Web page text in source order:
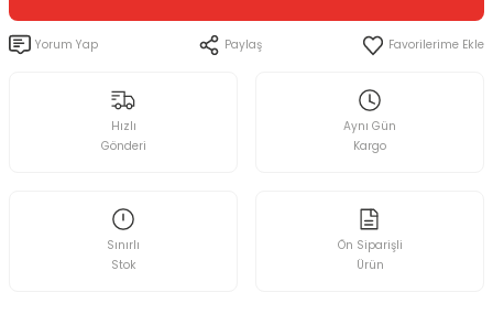
Yorum Yap Paylaş
Hızlı
Gönderi
Aynı Gün
Kargo
Sınırlı
Stok
Ön Siparişli
Ürün